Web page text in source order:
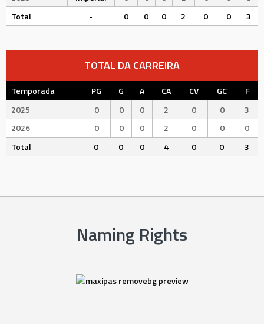
Total
- 0 0 0 2 0 0 3
TOTAL DA CARREIRA
Temporada PG G A CA CV GC
F
2025
0 0 0 2 0 0
3
2026
0 0 0 2 0 0
0
Total
0 0 0 4 0 0 3
Naming Rights